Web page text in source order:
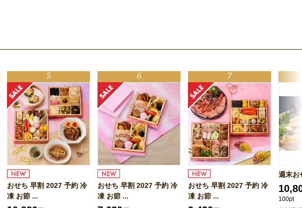
おせち 早割 2027 予約 冷
凍 お節 ...
おせち 早割 2027 予約 冷
凍 お節 ...
おせち 早割 2027 予約 冷
凍 お節 ...
週末お
100pt